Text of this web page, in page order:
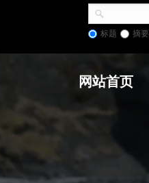
标题 摘要
网站首页